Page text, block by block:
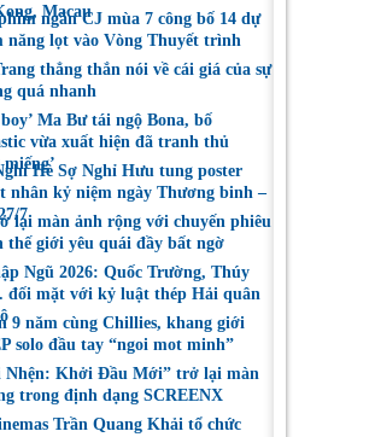
Macau
ngắn CJ mùa 7 công bố 14 dự
năng lọt vào Vòng Thuyết trình
thẳng thắn nói về cái giá của sự
quá nhanh
Ma Bư tái ngộ Bona, bố
vừa xuất hiện đã tranh thủ
miếng’Hè Sợ Nghỉ Hưu tung poster
nhân kỷ niệm ngày Thương binh –
7
lại màn ảnh rộng với chuyến phiêu
thế giới yêu quái đầy bất ngờ
Ngũ 2026: Quốc Trường, Thúy
đối mặt với kỷ luật thép Hải quân
9 năm cùng Chillies, khang giới
solo đầu tay “ngoi mot minh”
Nhện: Khởi Đầu Mới” trở lại màn
trong định dạng SCREENX
Trần Quang Khải tổ chức